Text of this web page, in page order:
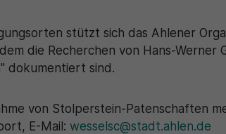
stützt sich das Ahlener
die Recherchen von Hans-Werner
dokumentiert sind.
von Stolperstein-Patenschaften
E-Mail: wesselsc@stadt.ahlen.de